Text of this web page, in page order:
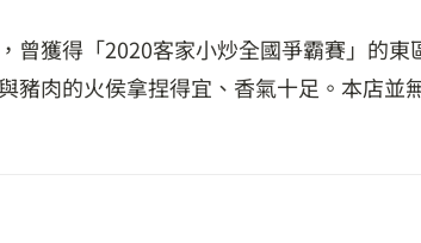
曾獲得「2020客家小炒全國爭霸賽」的
肉的火侯拿捏得宜、香氣十足。本店